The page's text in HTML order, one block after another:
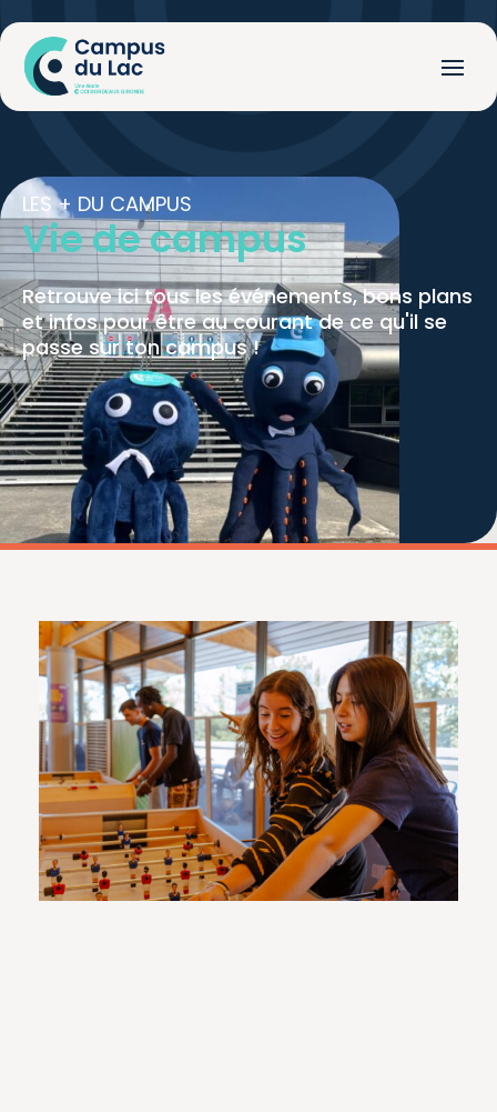
LES + DU CAMPUS
Vie de campus
Retrouve ici tous les événements, bons plans
et infos pour être au courant de ce qu'il se
passe sur ton campus !